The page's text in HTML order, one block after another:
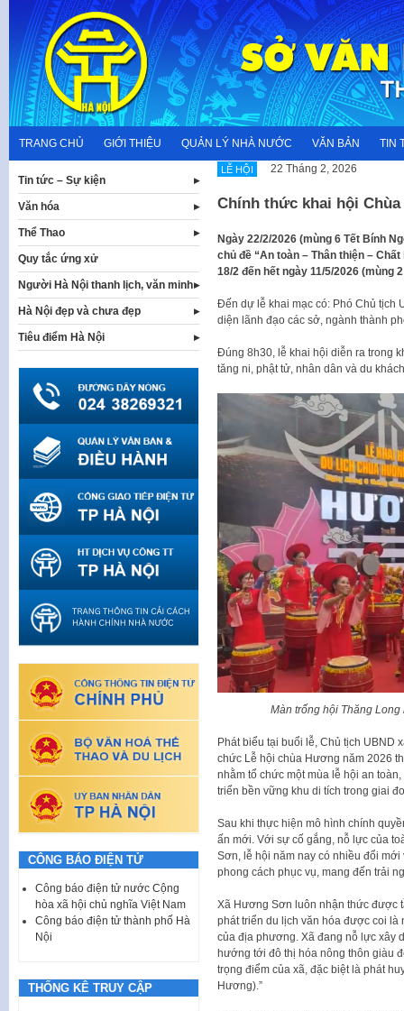
content
TRANG CHỦ GIỚI THIỆU QUẢN LÝ NHÀ NƯỚC VĂN BẢN TIN
LỄ HỘI 22 Tháng 2, 2026
Chính thức khai hội
Ngày 22/2/2026 (mùng 6 Tết Bính
chủ đề “An toàn – Thân thiện –
18/2 đến hết ngày 11/5/2026 (mùng
Đến dự lễ khai mạc có: Phó Chủ tịch
diện lãnh đạo các sở, ngành thành
Đúng 8h30, lễ khai hội diễn ra trong
tăng ni, phật tử, nhân dân và du
Màn trống hội Thăng
Phát biểu tại buổi lễ, Chủ tịch UBND
chức Lễ hội chùa Hương năm 2026
nhằm tổ chức một mùa lễ hội an
triển bền vững khu di tích trong giai
Sau khi thực hiện mô hình chính
ấn mới. Với sự cố gắng, nỗ lực của
Sơn, lễ hội năm nay có nhiều đổi
phong cách phục vụ, mang đến trải
Xã Hương Sơn luôn nhận thức được
phát triển du lịch văn hóa được coi là
của địa phương. Xã đang nỗ lực xây
hướng tới đô thị hóa nông thôn giàu
trọng điểm của xã, đặc biệt là phát
Hương).”
Tin tức – Sự kiện
Văn hóa
Thể Thao
Quy tắc ứng xử
Người Hà Nội thanh lịch, văn minh
Hà Nội đẹp và chưa đẹp
Tiêu điểm Hà Nội
CÔNG BÁO ĐIỆN TỬ
Công báo điện tử nước Cộng
hòa xã hội chủ nghĩa Việt Nam
Công báo điện tử thành phố Hà
Nội
THỐNG KÊ TRUY CẬP